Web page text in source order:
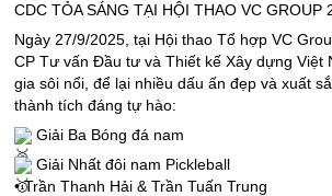
CDC TỎA SÁNG TẠI HỘI THAO VC GROUP
Ngày 27/9/2025, tại Hội thao Tổ hợp VC
CP Tư vấn Đầu tư và Thiết kế Xây dựng Việt
gia sôi nổi, để lại nhiều dấu ấn đẹp và xuất
thành tích đáng tự hào:
Giải Ba Bóng đá nam
Giải Nhất đôi nam Pickleball
• Trần Thanh Hải & Trần Tuấn Trung